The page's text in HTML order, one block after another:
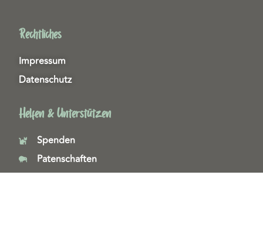
Rechtliches
Impressum
Datenschutz
Helfen & Unterstützen
Spenden
Patenschaften